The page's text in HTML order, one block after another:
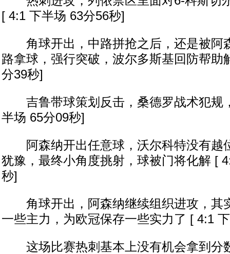
[ 4:1 下半场 63分56秒]
角球开出，中路拼抢之后，还是被阿
路拿球，强行突破，波尔多斯基回防帮助
分39秒]
吉鲁带球策划反击，桑德罗战术犯规
半场 65分09秒]
阿森纳开出任意球，沃尔科特没有越
犹豫，最终小角度挑射，球被门将化解 [
秒]
角球开出，阿森纳继续组织进攻，其
一些主力，为欧冠保存一些实力了 [ 4:1
这场比赛热刺基本上没有机会拿到分